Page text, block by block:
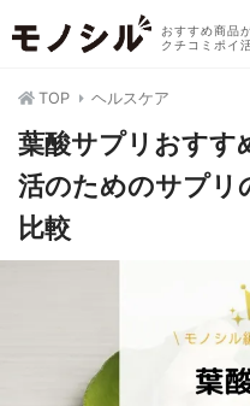
おすすめ商品
クチコミポイ
TOP ヘルスケア
葉酸サプリおすす
活のためのサプリ
比較